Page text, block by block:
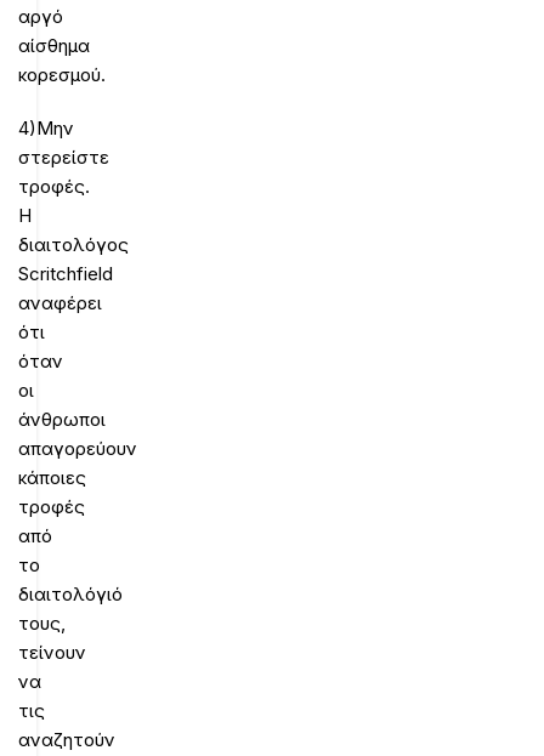
αργό
αίσθημα
κορεσμού.
4)Μην
στερείστε
τροφές.
Η
διαιτολόγος
Scritchfield
αναφέρει
ότι
όταν
οι
άνθρωποι
απαγορεύουν
κάποιες
τροφές
από
το
διαιτολόγιό
τους,
τείνουν
να
τις
αναζητούν